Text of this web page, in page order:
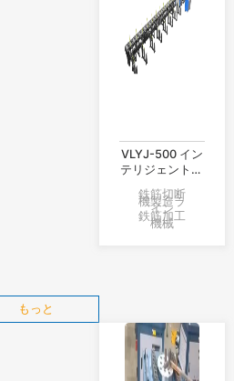
VLYJ-500 イン
テリジェント棒
ライン
鉄筋切断
機製造ラ
イン
鉄筋加工
機械
もっと